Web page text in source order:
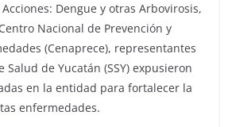
Dengue y otras Arbovirosis,
Nacional de Prevención y
(Cenaprece), representantes
Salud de Yucatán (SSY) expusieron
en la entidad para fortalecer la
enfermedades.